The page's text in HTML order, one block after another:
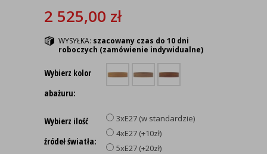
2 525,00 zł
WYSYŁKA: szacowany czas do 10 dni
roboczych (zamówienie indywidualne)
Wybierz kolor
abażuru:
Wybierz ilość
źródeł światła:
3xE27 (w standardzie)
4xE27 (+10zł)
5xE27 (+20zł)